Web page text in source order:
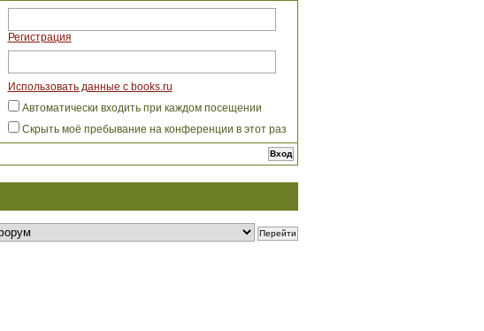
Регистрация
Использовать данные с books.ru
Автоматически входить при каждом посещении
Скрыть моё пребывание на конференции в этот раз